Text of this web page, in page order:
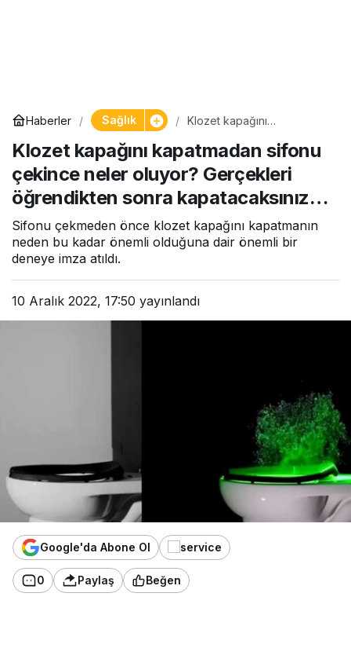
Haberler Sağlık
Klozet kapağını
neler oluyor? Gerçekleri
öğrendikten sonra
kapatacaksınız…
Klozet kapağını kapatmadan sifonu
çekince neler oluyor? Gerçekleri
öğrendikten sonra kapatacaksınız…
Sifonu çekmeden önce klozet kapağını kapatmanın
neden bu kadar önemli olduğuna dair önemli bir
deneye imza atıldı.
10 Aralık 2022, 17:50 yayınlandı
Google'da Abone Ol
0 Paylaş Beğen